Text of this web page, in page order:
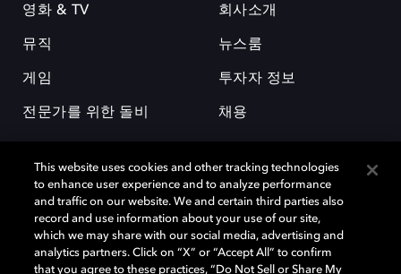
영화 & TV
뮤직
게임
전문가를 위한 돌비
회사소개
뉴스룸
투자자 정보
채용
돌비(Dolby)와 double-D 심볼은 미국 및 기타 국가 돌비래버러토리스
(Dolby Laboratories, Inc.)의 등록 및 미등록 상표이다. 그 밖에 다른 자료에
This website uses cookies and other tracking technologies
to enhance user experience and to analyze performance
and traffic on our website. We and certain third parties also
record and use information about your use of our site,
which we may share with our social media, advertising and
analytics partners. Click on “X” or “Accept All” to confirm
that you agree to these practices, “Do Not Sell or Share My